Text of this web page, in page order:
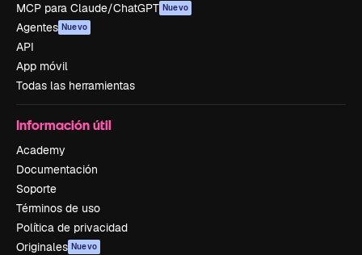
MCP para Claude/ChatGPT Nuevo
Agentes Nuevo
API
App móvil
Todas las herramientas
Información útil
Academy
Documentación
Soporte
Términos de uso
Política de privacidad
Originales Nuevo